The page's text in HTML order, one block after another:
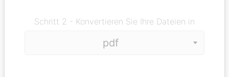
Schritt 2 - Konvertieren Sie Ihre Dateien in